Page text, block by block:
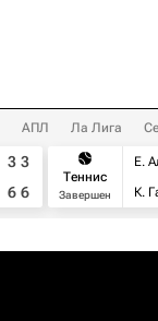
АПЛ Ла Лига
3 3
6 6
Теннис
Завершен
Е.
К.